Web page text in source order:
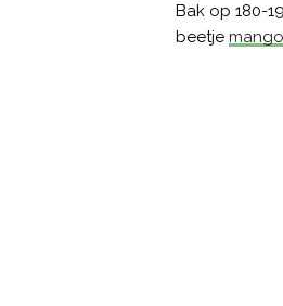
Bak op 180-
beetje